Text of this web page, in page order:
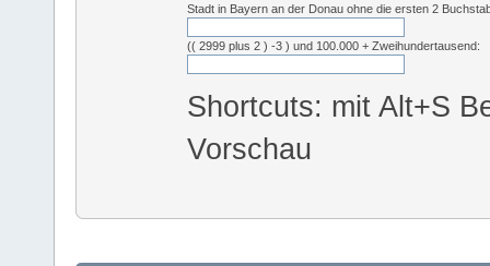
Stadt in Bayern an der Donau ohne die ersten 2
(( 2999 plus 2 ) -3 ) und 100.000 + Zweihundertausend:
Shortcuts: mit Alt+S
Vorschau